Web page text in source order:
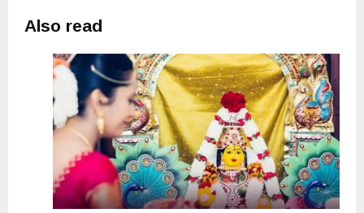
Also read